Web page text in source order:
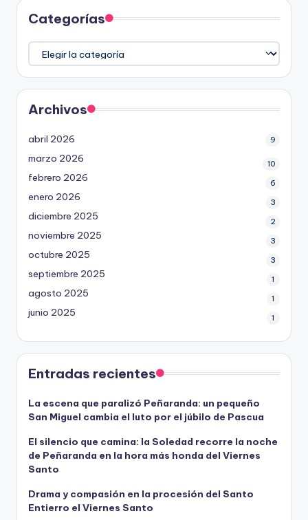
Categorías
Categorías
Archivos
abril 2026 9
marzo 2026 10
febrero 2026 6
enero 2026 3
diciembre 2025 2
noviembre 2025 3
octubre 2025 3
septiembre 2025 1
agosto 2025 1
junio 2025 1
Entradas recientes
La escena que paralizó Peñaranda: un pequeño
San Miguel cambia el luto por el júbilo de Pascua
El silencio que camina: la Soledad recorre la noche
de Peñaranda en la hora más honda del Viernes
Santo
Drama y compasión en la procesión del Santo
Entierro el Viernes Santo